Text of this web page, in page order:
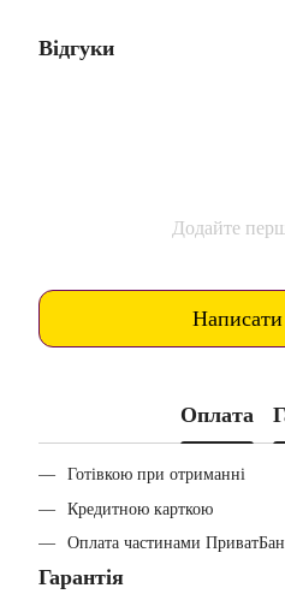
Відгуки
Додайте
Написати
Оплата
Готівкою при отриманні
Кредитною карткою
Оплата частинами
Гарантія